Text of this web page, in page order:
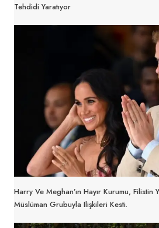
Tehdidi Yaratıyor
Harry Ve Meghan’ın Hayır Kurumu, Filistin
Müslüman Grubuyla Ilişkileri Kesti.